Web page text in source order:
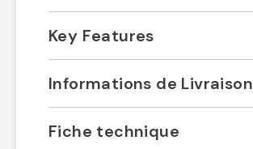
Key Features
Informations de Livraison
Fiche technique